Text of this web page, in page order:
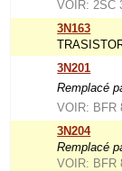
VOIR: 2SC
3N163
3N201
Remplacé
VOIR: BFR
3N204
Remplacé
VOIR: BFR